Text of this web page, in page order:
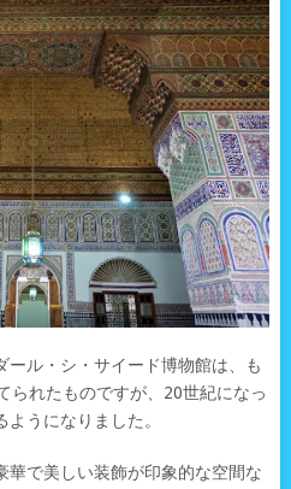
ル・シ・サイード博物館は、も
られたものですが、20世紀になっ
うになりました。
華で美しい装飾が印象的な空間な